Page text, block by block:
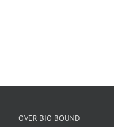
OVER BIO BOUND